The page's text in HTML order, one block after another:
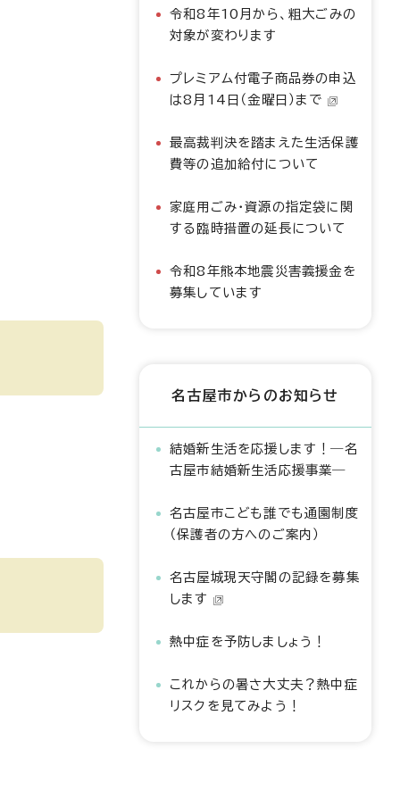
令和8年10月から、粗大ごみの
対象が変わります
プレミアム付電子商品券の申込
は8月14日（金曜日）まで
最高裁判決を踏まえた生活保護
費等の追加給付について
家庭用ごみ・資源の指定袋に関
する臨時措置の延長について
令和8年熊本地震災害義援金を
募集しています
名古屋市からのお知らせ
結婚新生活を応援します！―名
古屋市結婚新生活応援事業―
名古屋市こども誰でも通園制度
（保護者の方へのご案内）
名古屋城現天守閣の記録を募集
します
熱中症を予防しましょう！
これからの暑さ大丈夫？熱中症
リスクを見てみよう！